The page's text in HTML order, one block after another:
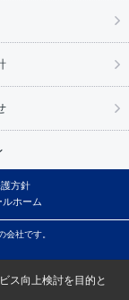
方針
ホーム
社です。
ス向上検討を目的と